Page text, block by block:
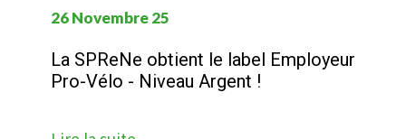
26 Novembre 25
La SPReNe obtient le label Employeur
Pro-Vélo - Niveau Argent !